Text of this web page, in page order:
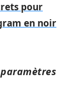
pour
en noir